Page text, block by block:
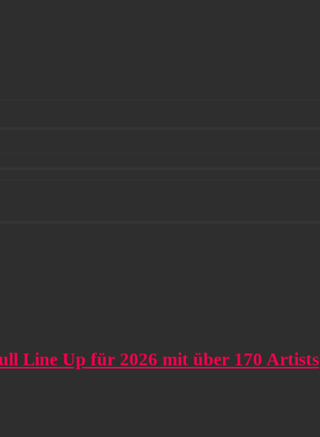
Line Up für 2026 mit über 170 Artists